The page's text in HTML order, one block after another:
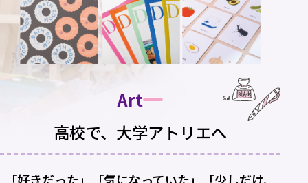
Art
高校で、大学アトリエへ
「好きだった」「気になっていた」「少しだけ、